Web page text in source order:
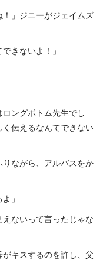
！」ジニーがジェイムズ
きないよ！」
ロングボトム先生でし
伝えるなんてできない
ながら、アルバスをか
」
ないって言ったじゃな
キスするのを許し、父